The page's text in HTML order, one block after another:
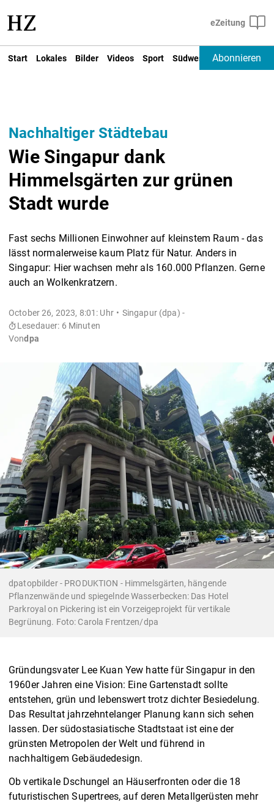
Start Lokales Bilder Videos Sport Südwest Deutschland
Abonnieren
Nachhaltiger Städtebau
Wie Singapur dank
Himmelsgärten zur grünen
Stadt wurde
Fast sechs Millionen Einwohner auf kleinstem Raum - das
lässt normalerweise kaum Platz für Natur. Anders in
Singapur: Hier wachsen mehr als 160.000 Pflanzen. Gerne
auch an Wolkenkratzern.
October 26, 2023, 8:01: Uhr
Singapur (dpa) -
Lesedauer: 6 Minuten
Vondpa
dpatopbilder - PRODUKTION - Himmelsgärten, hängende
Pflanzenwände und spiegelnde Wasserbecken: Das Hotel
Parkroyal on Pickering ist ein Vorzeigeprojekt für vertikale
Begrünung. Foto: Carola Frentzen/dpa
Gründungsvater Lee Kuan Yew hatte für Singapur in den
1960er Jahren eine Vision: Eine Gartenstadt sollte
entstehen, grün und lebenswert trotz dichter Besiedelung.
Das Resultat jahrzehntelanger Planung kann sich sehen
lassen. Der südostasiatische Stadtstaat ist eine der
grünsten Metropolen der Welt und führend in
nachhaltigem Gebäudedesign.
Ob vertikale Dschungel an Häuserfronten oder die 18
futuristischen Supertrees, auf deren Metallgerüsten mehr